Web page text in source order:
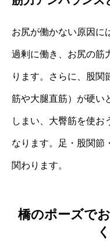
お尻が働かない原因に
過剰に働き、お尻の筋
ります。さらに、股関
筋や大腿直筋）が硬い
しまい、大臀筋を使お
なります。足・股関節
関わります。
橋のポーズで